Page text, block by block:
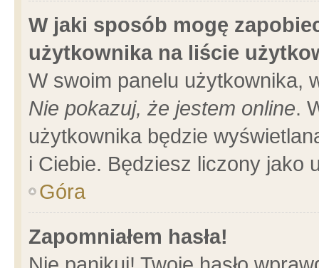
W jaki sposób mogę
użytkownika na liście
W swoim panelu użytkownika,
Nie pokazuj, że jestem online.
użytkownika będzie
i Ciebie. Będziesz liczony jako
Góra
Zapomniałem hasła!